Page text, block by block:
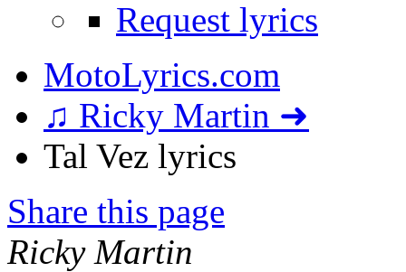
Request lyrics
MotoLyrics.com
♫ Ricky Martin ➜
Tal Vez lyrics
Share this page
Ricky Martin